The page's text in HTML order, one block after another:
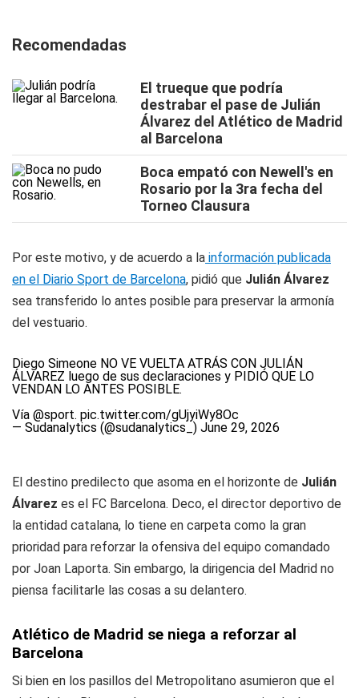
Recomendadas
El trueque que podría
destrabar el pase de Julián
Álvarez del Atlético de Madrid
al Barcelona
Boca empató con Newell's en
Rosario por la 3ra fecha del
Torneo Clausura
Por este motivo, y de acuerdo a la información publicada
en el Diario Sport de Barcelona, pidió que Julián Álvarez
sea transferido lo antes posible para preservar la armonía
del vestuario.
Diego Simeone NO VE VUELTA ATRÁS CON JULIÁN
ÁLVAREZ luego de sus declaraciones y PIDIÓ QUE LO
VENDAN LO ANTES POSIBLE.
Vía @sport. pic.twitter.com/gUjyiWy8Oc
— Sudanalytics (@sudanalytics_) June 29, 2026
El destino predilecto que asoma en el horizonte de Julián
Álvarez es el FC Barcelona. Deco, el director deportivo de
la entidad catalana, lo tiene en carpeta como la gran
prioridad para reforzar la ofensiva del equipo comandado
por Joan Laporta. Sin embargo, la dirigencia del Madrid no
piensa facilitarle las cosas a su delantero.
Atlético de Madrid se niega a reforzar al
Barcelona
Si bien en los pasillos del Metropolitano asumieron que el